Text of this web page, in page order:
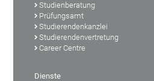
Studienberatung
Prüfungsamt
Studierendenkanzlei
Studierendenvertretung
Career Centre
Dienste